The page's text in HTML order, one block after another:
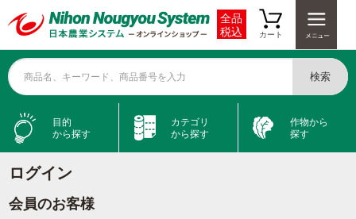
全品
税込
カート
商品名、キーワード、商品番号を入力 検索
目的
から探す
カテゴリ
から探す
作物から
探す
ログイン
会員のお客様